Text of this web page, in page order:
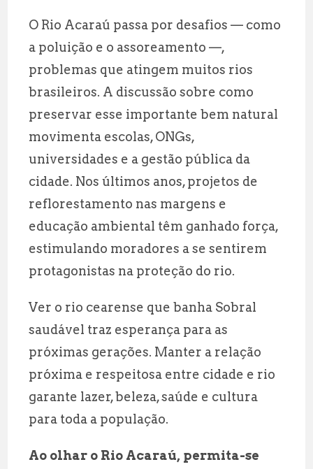
O Rio Acaraú passa por desafios — como
a poluição e o assoreamento —,
problemas que atingem muitos rios
brasileiros. A discussão sobre como
preservar esse importante bem natural
movimenta escolas, ONGs,
universidades e a gestão pública da
cidade. Nos últimos anos, projetos de
reflorestamento nas margens e
educação ambiental têm ganhado força,
estimulando moradores a se sentirem
protagonistas na proteção do rio.
Ver o rio cearense que banha Sobral
saudável traz esperança para as
próximas gerações. Manter a relação
próxima e respeitosa entre cidade e rio
garante lazer, beleza, saúde e cultura
para toda a população.
Ao olhar o Rio Acaraú, permita-se